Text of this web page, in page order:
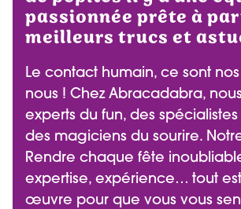
passionnée prête à
meilleurs trucs et
Le contact humain, ce sont
nous ! Chez Abracadabra,
experts du fun, des
des magiciens du sourire.
Rendre chaque fête
expertise, expérience… tout
œuvre pour que vous vous